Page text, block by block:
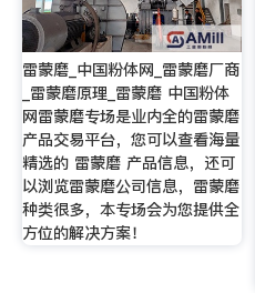
雷蒙磨_中国粉体网_雷蒙磨厂商
_雷蒙磨原理_雷蒙磨 中国粉体
网雷蒙磨专场是业内全的雷蒙磨
产品交易平台，您可以查看海量
精选的 雷蒙磨 产品信息，还可
以浏览雷蒙磨公司信息，雷蒙磨
种类很多，本专场会为您提供全
方位的解决方案！